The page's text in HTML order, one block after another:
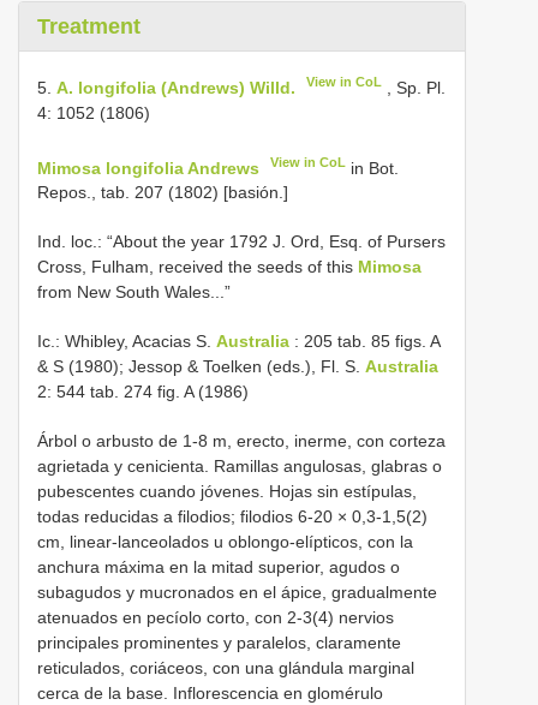
Treatment
5. A. longifolia (Andrews) Willd. View in CoL
, Sp. Pl.
4: 1052 (1806)
Mimosa longifolia Andrews View in CoL in Bot.
Repos., tab. 207 (1802) [basión.]
Ind. loc.: “About the year 1792 J. Ord, Esq. of Pursers
Cross, Fulham, received the seeds of this Mimosa
from New South Wales...”
Ic.: Whibley, Acacias S. Australia : 205 tab. 85 figs. A
& S (1980); Jessop & Toelken (eds.), Fl. S. Australia
2: 544 tab. 274 fig. A (1986)
Árbol o arbusto de 1-8 m, erecto, inerme, con corteza
agrietada y cenicienta. Ramillas angulosas, glabras o
pubescentes cuando jóvenes. Hojas sin estípulas,
todas reducidas a filodios; filodios 6-20 × 0,3-1,5(2)
cm, linear-lanceolados u oblongo-elípticos, con la
anchura máxima en la mitad superior, agudos o
subagudos y mucronados en el ápice, gradualmente
atenuados en pecíolo corto, con 2-3(4) nervios
principales prominentes y paralelos, claramente
reticulados, coriáceos, con una glándula marginal
cerca de la base. Inflorescencia en glomérulo